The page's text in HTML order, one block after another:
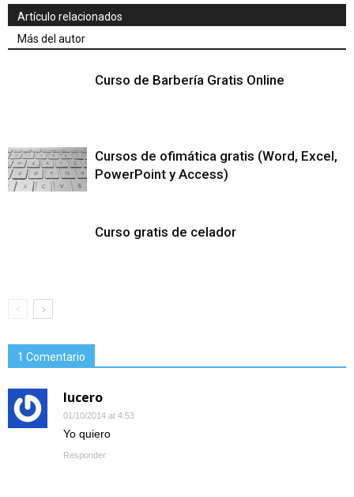
Artículo relacionados
Más del autor
Curso de Barbería Gratis Online
Cursos de ofimática gratis (Word, Excel,
PowerPoint y Access)
Curso gratis de celador
1 Comentario
lucero
01/10/2014 at 4:53
Yo quiero
Responder